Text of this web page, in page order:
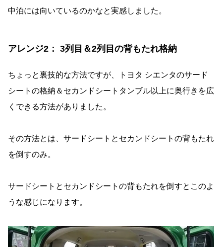
中泊には向いているのかなと実感しました。
アレンジ2： 3列目＆2列目の背もたれ格納
ちょっと裏技的な方法ですが、トヨタ シエンタのサード
シートの格納＆セカンドシートタンブル以上に奥行きを広
くできる方法がありました。
その方法とは、サードシートとセカンドシートの背もたれ
を倒すのみ。
サードシートとセカンドシートの背もたれを倒すとこのよ
うな感じになります。